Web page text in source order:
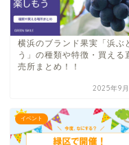
横浜のブランド果実「浜ぶ
う」の種類や特徴・買える
売所まとめ！！
2025年9
イベント